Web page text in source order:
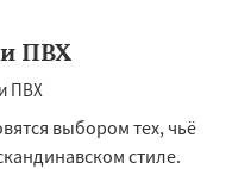
ПВХ
выбором тех, чьё
стиле.